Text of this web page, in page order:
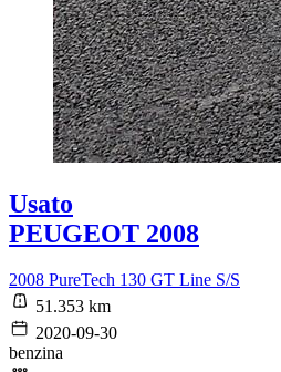
Usato
PEUGEOT 2008
2008 PureTech 130 GT Line S/S
51.353 km
2020-09-30
benzina